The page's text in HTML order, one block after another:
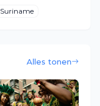
Suriname
Alles tonen